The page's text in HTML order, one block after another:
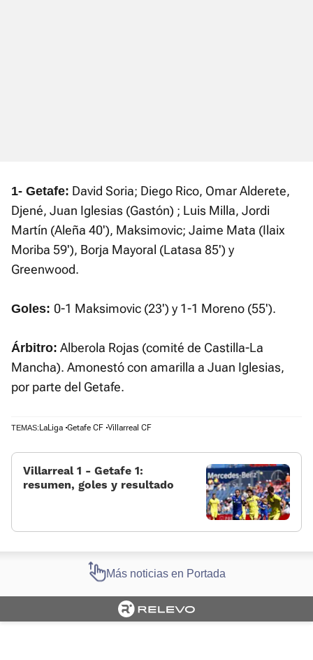
1- Getafe: David Soria; Diego Rico, Omar Alderete,
Djené, Juan Iglesias (Gastón) ; Luis Milla, Jordi
Martín (Aleña 40'), Maksimovic; Jaime Mata (Ilaix
Moriba 59'), Borja Mayoral (Latasa 85') y
Greenwood.
Goles: 0-1 Maksimovic (23') y 1-1 Moreno (55').
Árbitro: Alberola Rojas (comité de Castilla-La
Mancha). Amonestó con amarilla a Juan Iglesias,
por parte del Getafe.
TEMAS: LaLiga Getafe CF Villarreal CF
Villarreal 1 - Getafe 1:
resumen, goles y resultado
Más noticias en Portada